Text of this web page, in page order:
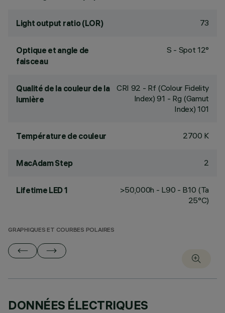
Light output ratio (LOR) 73
Optique et angle de
faisceau
S - Spot 12°
Qualité de la couleur de la
lumière
CRI 92 - Rf (Colour Fidelity
Index) 91 - Rg (Gamut
Index) 101
Température de couleur 2700 K
MacAdam Step 2
Lifetime LED 1
>50,000h - L90 - B10 (Ta
25°C)
GRAPHIQUES ET COURBES POLAIRES
DONNÉES ÉLECTRIQUES